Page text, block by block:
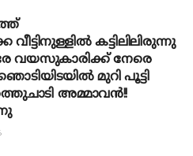
കട്ടിലിലിരുന്നു
വയസുകാരിക്ക് നേരെ
മുറി പൂട്ടി
അമ്മാവൻ!!